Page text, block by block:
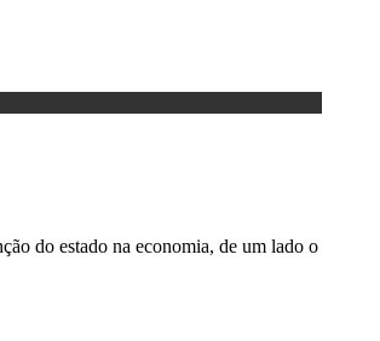
do estado na economia, de um lado o